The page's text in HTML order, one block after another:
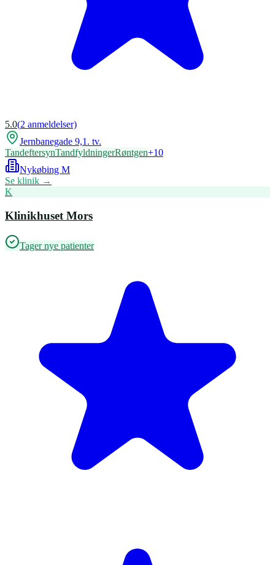
5.0(2 anmeldelser)
Jernbanegade 9,1. tv.
TandeftersynTandfyldningerRøntgen+10
Nykøbing M
Se klinik →
K
Klinikhuset Mors
Tager nye patienter